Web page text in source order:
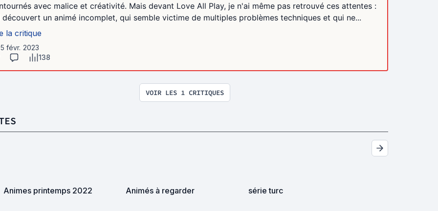
avec malice et créativité. Mais devant Love All Play, je n'ai même pas retrouvé ces attentes :
découvert un animé incomplet, qui semble victime de multiples problèmes techniques et qui ne...
la critique
févr. 2023
138
VOIR LES 1 CRITIQUES
Animes printemps 2022 Animés à regarder série turc